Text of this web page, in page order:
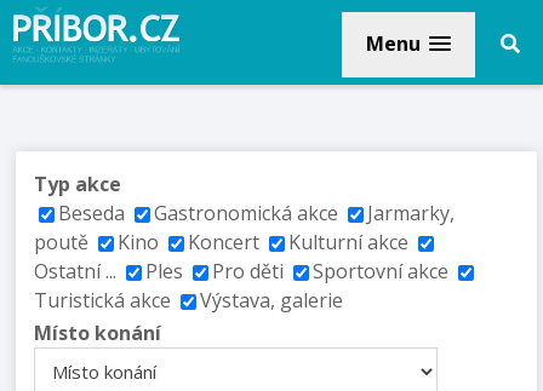
Menu
Typ akce
Beseda
Gastronomická akce
Jarmarky,
poutě
Kino Koncert
Kulturní akce
Ostatní ...
Ples Pro děti
Sportovní akce
Turistická akce
Výstava, galerie
Místo konání